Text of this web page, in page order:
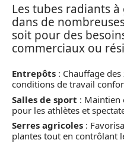
Les tubes radiants
dans de
soit pour des
commerciaux ou
Entrepôts : Chauffage
conditions de travail
Salles de sport : Maintien
pour les athlètes et
Serres agricoles :
plantes tout en contrôlant